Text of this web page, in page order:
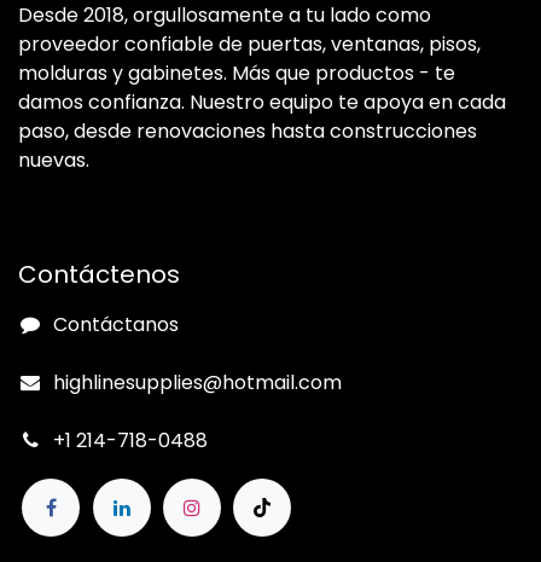
Desde 2018, orgullosamente a tu lado como
proveedor confiable de puertas, ventanas, pisos,
molduras y gabinetes. Más que productos - te
damos confianza. Nuestro equipo te apoya en cada
paso, desde renovaciones hasta construcciones
nuevas.
Contáctenos
Contáctanos
highlinesupplies@hotmail.com
+1 214-718-0488